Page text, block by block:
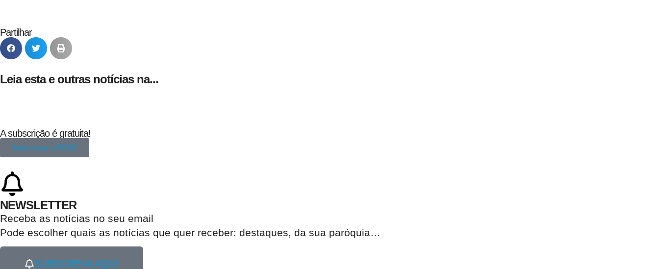
Partilhar
Leia esta e outras notícias na...
A subscrição é gratuita!
Subscrever a REDE
NEWSLETTER
Receba as notícias no seu email​
Pode escolher quais as notícias que quer receber: destaques, da sua paróquia…
SUBSCREVA AQUI